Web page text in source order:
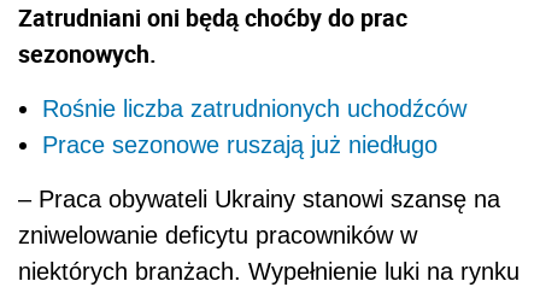
Zatrudniani oni będą choćby do prac
sezonowych.
Rośnie liczba zatrudnionych uchodźców
Prace sezonowe ruszają już niedługo
– Praca obywateli Ukrainy stanowi szansę na
zniwelowanie deficytu pracowników w
niektórych branżach. Wypełnienie luki na rynku